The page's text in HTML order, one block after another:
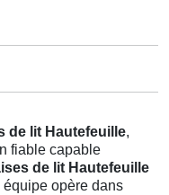
de lit Hautefeuille,
fiable capable
de lit Hautefeuille
équipe opère dans